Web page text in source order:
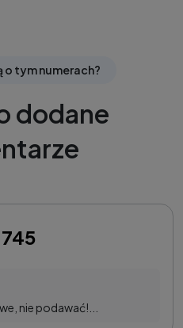
o tym numerach?
dodane
nie podawać!...